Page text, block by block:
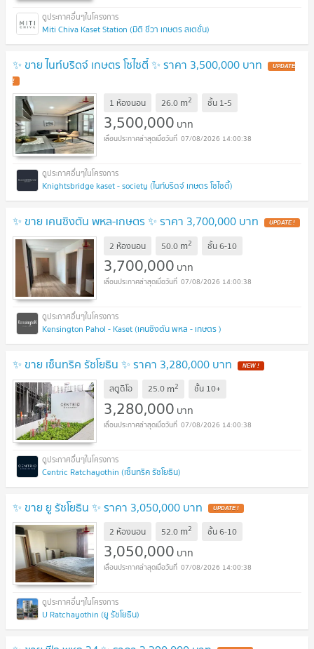
Miti Chiva Kaset Station (มิติ ชีวา เกษตร สเตชั่น)
✨ ขาย ไนท์บริดจ์ เกษตร โซไซตี้ ✨ ราคา 3,500,000 บาท UPDATE
!
1 ห้องนอน 26.0 m2 ชั้น 1-5
3,500,000 บาท
07/08/2026 14:00:38
Knightsbridge kaset - society (ไนท์บริดจ์ เกษตร โซไซตี้)
✨ ขาย เคนซิงตัน พหล-เกษตร ✨ ราคา 3,700,000 บาท UPDATE !
2 ห้องนอน 50.0 m2 ชั้น6-10
3,700,000 บาท
07/08/2026 14:00:38
Kensington Pahol - Kaset (เคนซิงตัน พหล - เกษตร )
✨ ขาย เซ็นทริค รัชโยธิน ✨ ราคา 3,280,000 บาท NEW !
สตูดิโอ 25.0 m2 ชั้น 10+
3,280,000 บาท
07/08/2026 14:00:38
Centric Ratchayothin (เซ็นทริค รัชโยธิน)
✨ ขาย ยู รัชโยธิน ✨ ราคา 3,050,000 บาท UPDATE !
2 ห้องนอน 52.0 m2 ชั้น6-10
3,050,000 บาท
07/08/2026 14:00:38
U Ratchayothin (ยู รัชโยธิน)